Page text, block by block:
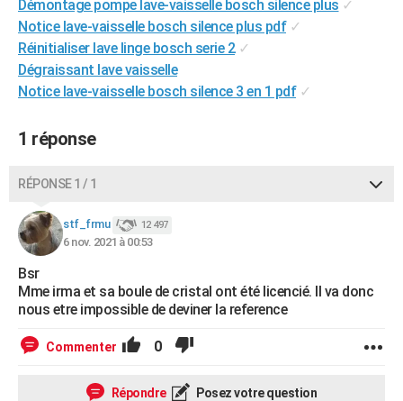
CARTE DE VOEUX
Carte de Noël
Carte Bonne année
Carte Saint-Valentin
Carte Pâques
Carte d'anniversaire
DICTIONNAIRE
Dictionnaire
Biographies
Citations
Expressions
Proverbes
COPAINS D'AVANT
S'inscrire
Se connecter
Lycées
Collèges
Primaires
Universités
Entreprises
Service militaire
Avis de recherche
AVIS DE DÉCÈS
FORUM
Bricolage
Lifestyle
Culture
Sport
Auto
Television
Voyage
Cinema
Démontage pompe lave-vaisselle bosch silence plus ✓
Notice lave-vaisselle bosch silence plus pdf ✓
Réinitialiser lave linge bosch serie 2 ✓
Dégraissant lave vaisselle
Notice lave-vaisselle bosch silence 3 en 1 pdf ✓
1 réponse
RÉPONSE 1 / 1
stf_frmu 12 497
6 nov. 2021 à 00:53
Bsr
Mme irma et sa boule de cristal ont été licencié. Il va donc
nous etre impossible de deviner la reference
Commenter 0
Répondre Posez votre question